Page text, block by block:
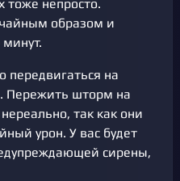
непросто.
образом и
минут.
передвигаться на
Пережить шторм на
так как они
урон. У вас будет
сирены,